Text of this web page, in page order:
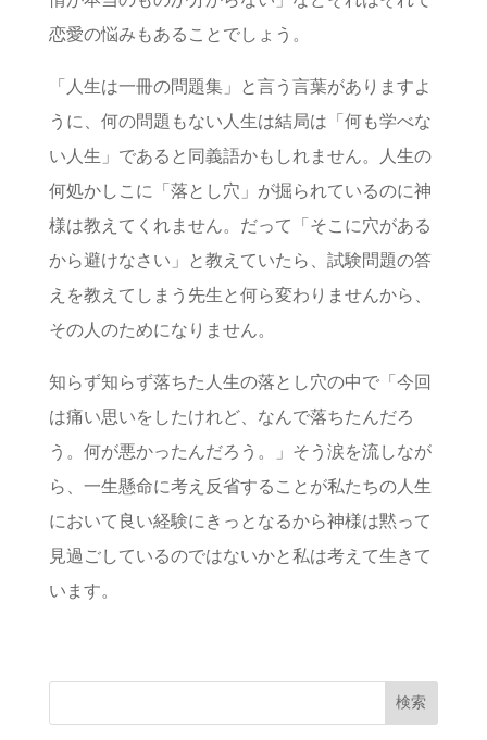
恋愛の悩みもあることでしょう。
「人生は一冊の問題集」と言う言葉がありますよ
うに、何の問題もない人生は結局は「何も学べな
い人生」であると同義語かもしれません。人生の
何処かしこに「落とし穴」が掘られているのに神
様は教えてくれません。だって「そこに穴がある
から避けなさい」と教えていたら、試験問題の答
えを教えてしまう先生と何ら変わりませんから、
その人のためになりません。
知らず知らず落ちた人生の落とし穴の中で「今回
は痛い思いをしたけれど、なんで落ちたんだろ
う。何が悪かったんだろう。」そう涙を流しなが
ら、一生懸命に考え反省することが私たちの人生
において良い経験にきっとなるから神様は黙って
見過ごしているのではないかと私は考えて生きて
います。
検索